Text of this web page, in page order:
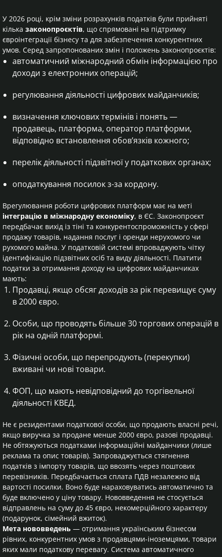
У 2026 році, крім зміни розрахунків податків були прийняті
кілька законопроєктів, що спрямовані на підтримку
євроінтеграції бізнесу та для забезпечення конкурентних
умов. Серед запропонованих змін і положень законопроєктів:
автоматичний міжнародний обмін інформацією про
доходи з електронних операцій;
регулювання діяльності цифрових майданчиків;
визначення ключових термінів і понять —
продавець, платформа, оператор платформи,
відповідно встановлення обов’язків кожного;
перелік діяльності підзвітної у податкових органах;
оподаткування посилок з-за кордону.
Врегулювання роботи цифрових платформ має на меті
інтеграцію в міжнародну економіку, в ЄС. Законопроєкт
передбачає вихід із тіні та конкурентоспроможність у сфері
продажу товарів, надання послуг і оренди нерухомого чи
рухомого майна. У податковій системі впроваджують чітку
ідентифікацію підзвітних осіб та виду діяльності. Платити
податки за отримання доходу на цифрових майданчиках
мають:
Продавці, якщо обсяг доходів за рік перевищує суму
в 2000 євро.
Особи, що проводять більше 30 торгових операцій в
рік на одній платформі.
Фізичні особи, що перепродують (перекупки)
вживані чи нові товари.
ФОП, що мають невідповідний до торгівельної
діяльності КВЕД.
Не є резидентами податкової особи, що продають власні речі,
якщо виручка за продане менше 2000 євро, разові продавці.
Не обтяжуються податками інформаційні майданчики (лише
реклама та опис товарів). Запроваджується стягнення
податків з імпорту товарів, що ввозять через поштових
перевізників. Передбачається сплата ПДВ незалежно від
вартості посилки. Воно буде нараховуватись автоматично та
буде включено у ціну товару. Нововведення не стосується
відправлень на суму до 45 євро, некомерційного характеру
(подарунок, сімейний вжиток).
Мета нововведень — отримання українським бізнесом
рівних, конкурентних умов з продавцями-іноземцями, товари
яких мали податкову перевагу. Система автоматичного